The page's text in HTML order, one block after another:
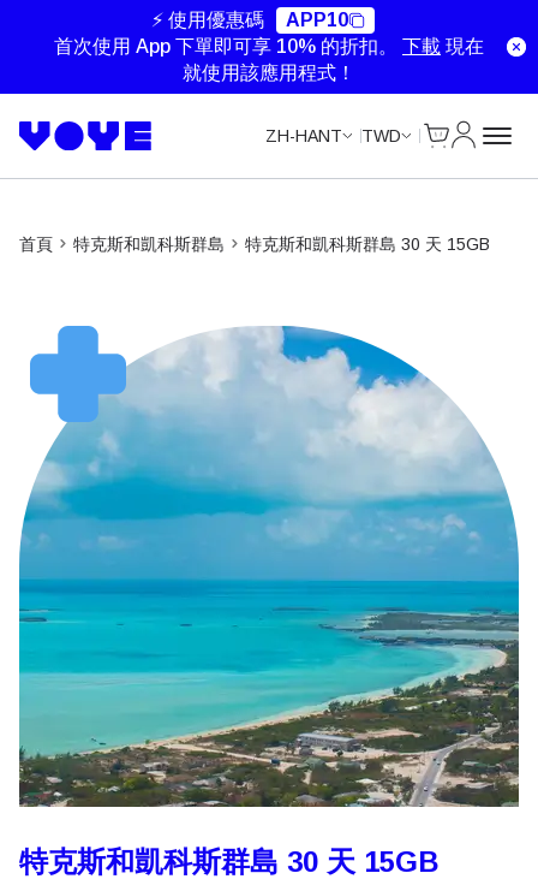
⚡ 使用優惠碼
APP10
首次使用 App 下單即可享 10% 的折扣。 下載 現在
就使用該應用程式！
ZH-HANT TWD
首頁 特克斯和凱科斯群島 特克斯和凱科斯群島 30 天 15GB
特克斯和凱科斯群島 30 天 15GB